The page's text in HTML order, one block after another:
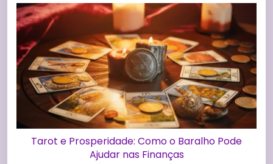
Tarot e Prosperidade: Como o Baralho Pode
Ajudar nas Finanças